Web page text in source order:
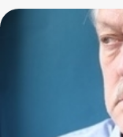
已戒除者)或吸菸民眾
每2年一次口腔黏膜
總署透過研究發現，
得到口腔癌，例如：
的危險性是一般人的
之健康危害明確,然而
能與檳榔的成份富含
成癮效應有關，因此,